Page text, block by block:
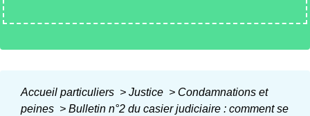
Accueil particuliers > Justice > Condamnations et
peines > Bulletin n°2 du casier judiciaire : comment se